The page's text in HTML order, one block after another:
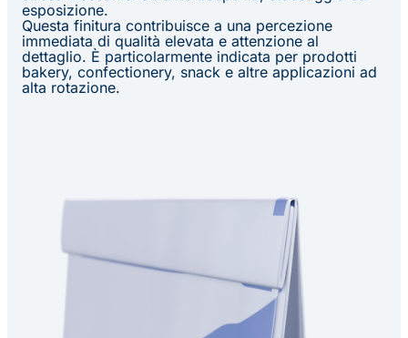
esposizione.
Questa finitura contribuisce a una percezione
immediata di qualità elevata e attenzione al
dettaglio. È particolarmente indicata per prodotti
bakery, confectionery, snack e altre applicazioni ad
alta rotazione.